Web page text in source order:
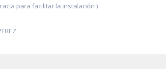
para facilitar la instalación )